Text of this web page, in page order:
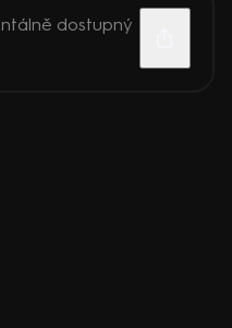
dostupný